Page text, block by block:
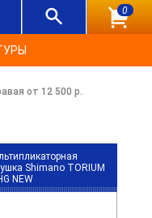
0
от 12 500 р.
Shimano TORIUM
NEW